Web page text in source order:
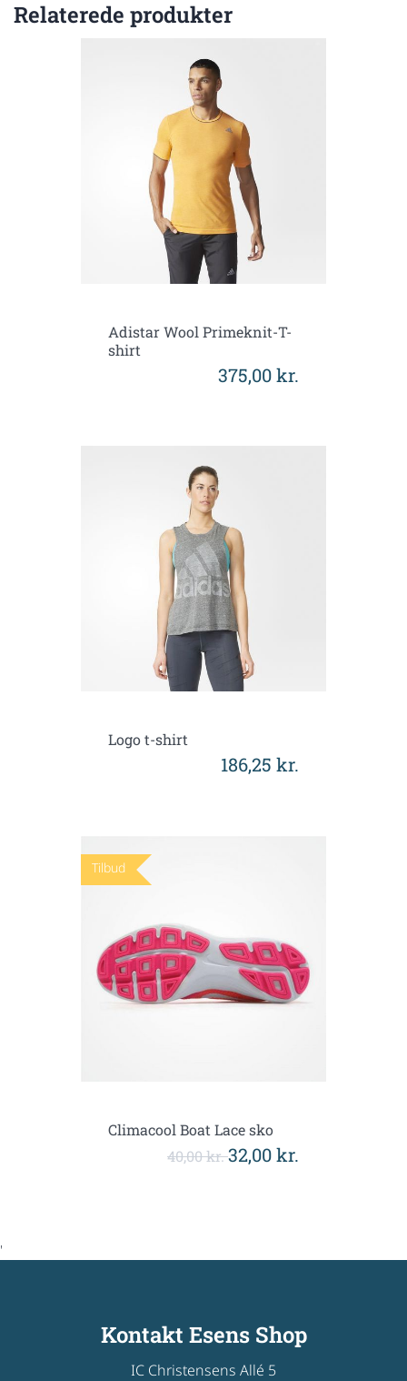
Relaterede produkter
Adistar Wool Primeknit-T-
shirt
375,00 kr.
Logo t-shirt
186,25 kr.
Tilbud
Climacool Boat Lace sko
40,00 kr.32,00 kr.
'
Kontakt Esens Shop
IC Christensens Allé 5